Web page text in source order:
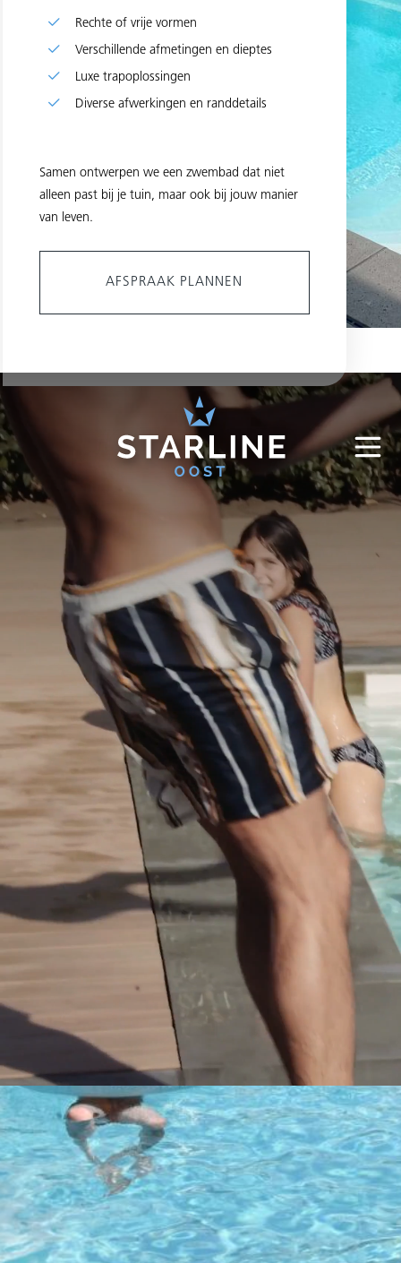
Rechte of vrije vormen
Verschillende afmetingen en dieptes
Luxe trapoplossingen
Diverse afwerkingen en randdetails
Samen ontwerpen we een zwembad dat niet
alleen past bij je tuin, maar ook bij jouw manier
van leven.
AFSPRAAK PLANNEN